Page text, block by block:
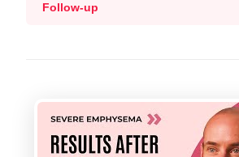
Follow-up